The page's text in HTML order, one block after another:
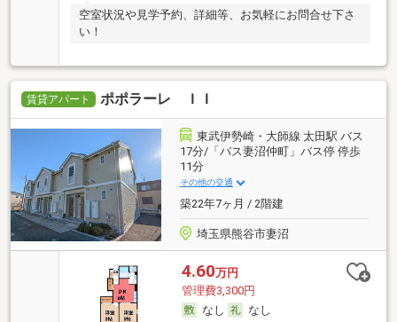
空室状況や見学予約、詳細等、お気軽にお問合せ下さ
い！
賃貸アパート ポポラーレ ＩＩ
東武伊勢崎・大師線 太田駅 バス
17分/「バス妻沼仲町」バス停 停歩
11分
その他の交通
築22年7ヶ月 / 2階建
埼玉県熊谷市妻沼
4.60万円
管理費3,300円
なし
なし